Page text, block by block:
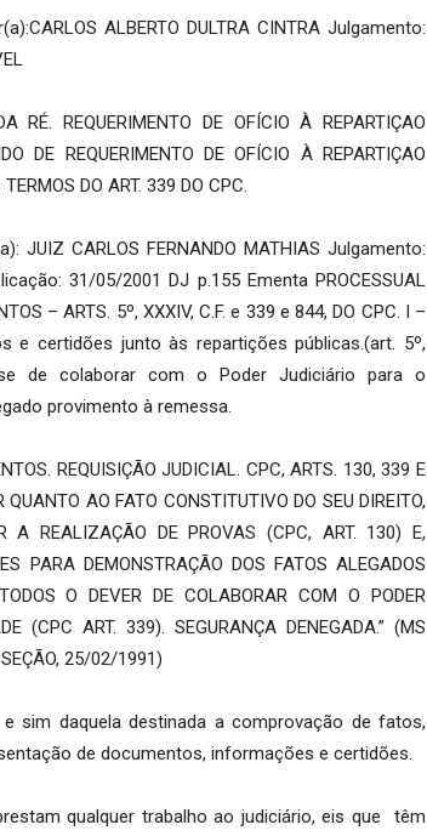
ALBERTO DULTRA CINTRA Julgamento:
RÉ. REQUERIMENTO DE OFÍCIO À REPARTIÇAO
DE REQUERIMENTO DE OFÍCIO À REPARTIÇAO
DO ART. 339 DO CPC.
JUIZ CARLOS FERNANDO MATHIAS Julgamento:
31/05/2001 DJ p.155 Ementa PROCESSUAL
– ARTS. 5º, XXXIV, C.F. e 339 e 844, DO CPC. I –
e certidões junto às repartições públicas.(art. 5º,
de colaborar com o Poder Judiciário para o
provimento à remessa.
REQUISIÇÃO JUDICIAL. CPC, ARTS. 130, 339 E
AO FATO CONSTITUTIVO DO SEU DIREITO,
A REALIZAÇÃO DE PROVAS (CPC, ART. 130) E,
PARA DEMONSTRAÇÃO DOS FATOS ALEGADOS
O DEVER DE COLABORAR COM O PODER
(CPC ART. 339). SEGURANÇA DENEGADA.” (MS
25/02/1991)
sim daquela destinada a comprovação de fatos,
de documentos, informações e certidões.
qualquer trabalho ao judiciário, eis que têm